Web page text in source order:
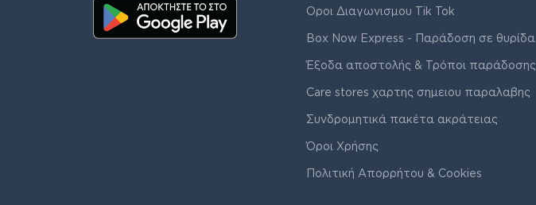
Οροι Διαγωνισμου Tik Tok
Box Now Express - Παράδοση σε θυρίδα
Έξοδα αποστολής & Τρόποι παράδοσης
Care stores χαρτης σημειου παραλαβης
Συνδρομητικά πακέτα ακράτειας
Όροι Χρήσης
Πολιτική Απορρήτου & Cookies